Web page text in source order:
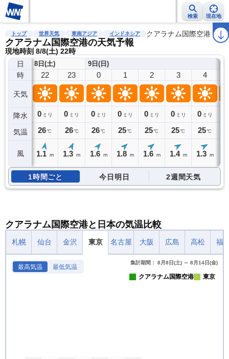
検索 現在地
雨雲レーダー 台風情報 地震情報 警報・注意報 2週間天気 ラ
トップ 世界天気 東南アジア インドネシア クアラナム国際空港
クアラナム国際空港の天気予報
現地時刻 8/8(土) 22時
日
時
天気
降水
気温
風
8日(土)
22
0 ミリ
26℃
1.1 m
23
0 ミリ
26 ℃
1.3 m
9日(日)
0
0 ミリ
26℃
1.6 m
1
0 ミリ
25℃
1.8 m
2
0 ミリ
25℃
1.6 m
3
0 ミリ
25℃
1.4 m
4
0 ミリ
25℃
1.3 m
1時間ごと 今日明日 2週間天気
クアラナム国際空港と日本の気温比較
札幌 仙台 金沢 東京 名古屋 大阪 広島 高松 福
最高気温 最低気温
集計期間： 8月8日(土) ～ 8月14日(金)
クアラナム国際空港 東京